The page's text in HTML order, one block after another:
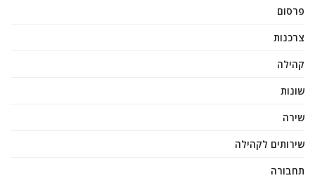
פרסום
צרכנות
קהילה
שונות
שירה
שירותים לקהילה
תחבורה